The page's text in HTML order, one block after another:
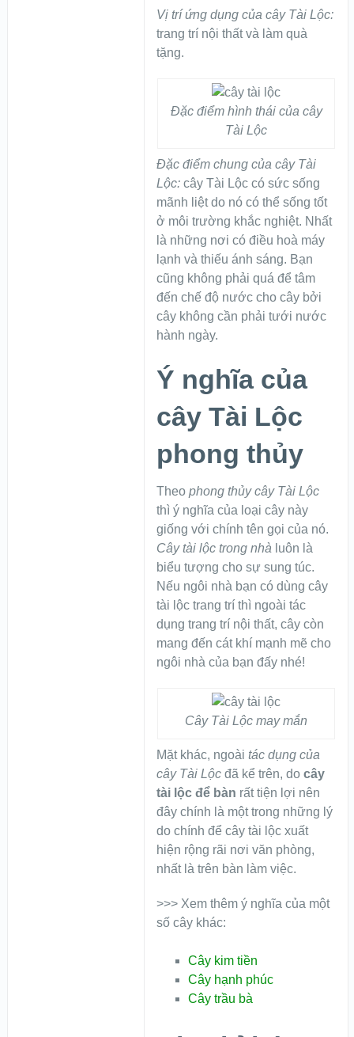
Vị trí ứng dụng của cây Tài Lộc:
trang trí nội thất và làm quà
tặng.
Đặc điểm hình thái của cây
Tài Lộc
Đặc điểm chung của cây Tài
Lộc:cây Tài Lộc có sức sống
mãnh liệt do nó có thể sống tốt
ở môi trường khắc nghiệt. Nhất
là những nơi có điều hoà máy
lạnh và thiếu ánh sáng. Bạn
cũng không phải quá để tâm
đến chế độ nước cho cây bởi
cây không cần phải tưới nước
hành ngày.
Ý nghĩa của
cây Tài Lộc
phong thủy
Theophong thủy cây Tài Lộc
thì ý nghĩa của loại cây này
giống với chính tên gọi của nó.
Cây tài lộc trong nhà luôn là
biểu tượng cho sự sung túc.
Nếu ngôi nhà bạn có dùng cây
tài lộc trang trí thì ngoài tác
dụng trang trí nội thất, cây còn
mang đến cát khí mạnh mẽ cho
ngôi nhà của bạn đấy nhé!
Cây Tài Lộc may mắn
Mặt khác, ngoàitác dụng của
cây Tài Lộcđã kể trên, docây
tài lộc để bàn rất tiện lợi nên
đây chính là một trong những lý
do chính để cây tài lộc xuất
hiện rộng rãi nơi văn phòng,
nhất là trên bàn làm việc.
>>> Xem thêm ý nghĩa của một
số cây khác:
Cây kim tiền
Cây hạnh phúc
Cây trầu bà